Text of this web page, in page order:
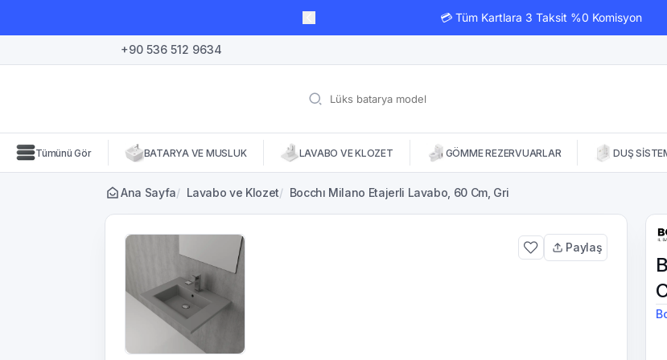
💳 Tüm Kartlara 3 Taksit %0 Komisyon
+90 536 512 9634
Tümünü Gör BATARYA VE MUSLUK LAVABO VE KLOZET GÖMME REZERVUARLAR DUŞ
Ana Sayfa/ Lavabo ve Klozet/ Bocchı Milano Etajerli Lavabo, 60 Cm, Gri
Paylaş